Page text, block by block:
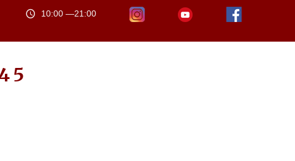
10:00 —21:00
5